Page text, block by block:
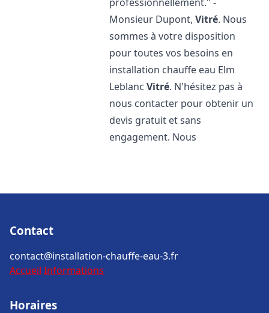
Monsieur Dupont,Vitré. Nous
sommes à votre disposition
pour toutes vos besoins en
installation chauffe eau Elm
LeblancVitré. N'hésitez pas à
nous contacter pour obtenir un
devis gratuit et sans
engagement. Nous
Contact
contact@installation-chauffe-eau-3.fr
Accueil Informations
Horaires